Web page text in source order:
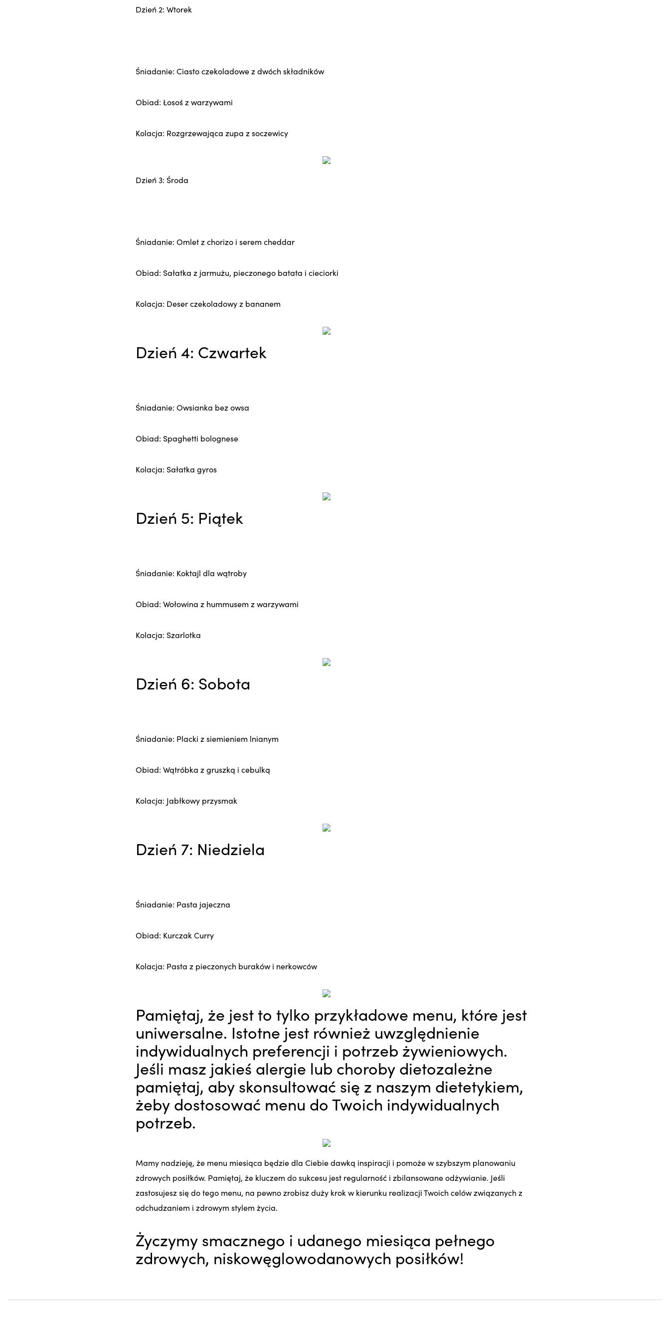
Dzień 2: Wtorek
Śniadanie: Ciasto czekoladowe z dwóch składników
Obiad: Łosoś z warzywami
Kolacja: Rozgrzewająca zupa z soczewicy
Dzień 3: Środa
Śniadanie: Omlet z chorizo i serem cheddar
Obiad: Sałatka z jarmużu, pieczonego batata i cieciorki
Kolacja: Deser czekoladowy z bananem
Dzień 4: Czwartek
Śniadanie: Owsianka bez owsa
Obiad: Spaghetti bolognese
Kolacja: Sałatka gyros
Dzień 5: Piątek
Śniadanie: Koktajl dla wątroby
Obiad: Wołowina z hummusem z warzywami
Kolacja: Szarlotka
Dzień 6: Sobota
Śniadanie: Placki z siemieniem lnianym
Obiad: Wątróbka z gruszką i cebulką
Kolacja: Jabłkowy przysmak
Dzień 7: Niedziela
Śniadanie: Pasta jajeczna
Obiad: Kurczak Curry
Kolacja: Pasta z pieczonych buraków i nerkowców
Pamiętaj, że jest to tylko przykładowe menu, które jest
uniwersalne. Istotne jest również uwzględnienie
indywidualnych preferencji i potrzeb żywieniowych.
Jeśli masz jakieś alergie lub choroby dietozależne
pamiętaj, aby skonsultować się z naszym dietetykiem,
żeby dostosować menu do Twoich indywidualnych
potrzeb.
Mamy nadzieję, że menu miesiąca będzie dla Ciebie dawką inspiracji i pomoże w szybszym planowaniu
zdrowych posiłków. Pamiętaj, że kluczem do sukcesu jest regularność i zbilansowane odżywianie. Jeśli
zastosujesz się do tego menu, na pewno zrobisz duży krok w kierunku realizacji Twoich celów związanych z
odchudzaniem i zdrowym stylem życia.
Życzymy smacznego i udanego miesiąca pełnego
zdrowych, niskowęglowodanowych posiłków!